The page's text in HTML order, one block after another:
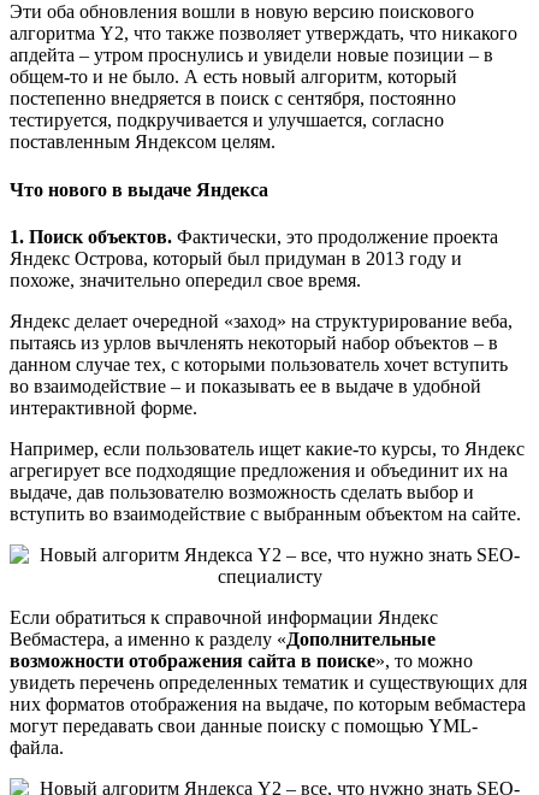
Эти оба обновления вошли в новую версию поискового
алгоритма Y2, что также позволяет утверждать, что никакого
апдейта – утром проснулись и увидели новые позиции – в
общем-то и не было. А есть новый алгоритм, который
постепенно внедряется в поиск с сентября, постоянно
тестируется, подкручивается и улучшается, согласно
поставленным Яндексом целям.
Что нового в выдаче Яндекса
1. Поиск объектов. Фактически, это продолжение проекта
Яндекс Острова, который был придуман в 2013 году и
похоже, значительно опередил свое время.
Яндекс делает очередной «заход» на структурирование веба,
пытаясь из урлов вычленять некоторый набор объектов – в
данном случае тех, с которыми пользователь хочет вступить
во взаимодействие – и показывать ее в выдаче в удобной
интерактивной форме.
Например, если пользователь ищет какие-то курсы, то Яндекс
агрегирует все подходящие предложения и объединит их на
выдаче, дав пользователю возможность сделать выбор и
вступить во взаимодействие с выбранным объектом на сайте.
Если обратиться к справочной информации Яндекс
Вебмастера, а именно к разделу «Дополнительные
возможности отображения сайта в поиске», то можно
увидеть перечень определенных тематик и существующих для
них форматов отображения на выдаче, по которым вебмастера
могут передавать свои данные поиску с помощью YML-
файла.